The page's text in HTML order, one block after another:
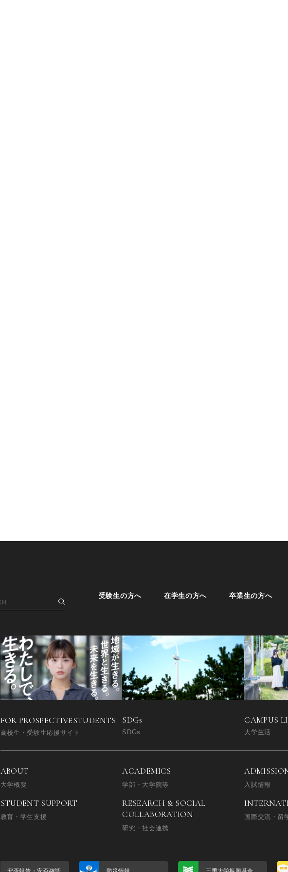
受験生の方へ 在学生の方へ 卒業生の方へ
FOR PROSPECTIVESTUDENTS
高校生・受験生応援サイト
SDGs
SDGs
CAMPUS
大学生活
ABOUT
大学概要
ACADEMICS
学部・大学院等 入試情報
STUDENT SUPPORT
教育・学生支援
RESEARCH & SOCIAL
COLLABORATION
研究・社会連携
国際交流・留